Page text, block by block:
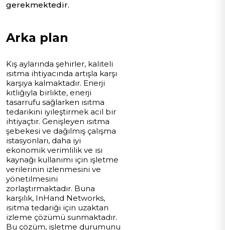
gerekmektedir.
Arka plan
Kış aylarında şehirler, kaliteli
ısıtma ihtiyacında artışla karşı
karşıya kalmaktadır. Enerji
kıtlığıyla birlikte, enerji
tasarrufu sağlarken ısıtma
tedarikini iyileştirmek acil bir
ihtiyaçtır. Genişleyen ısıtma
şebekesi ve dağılmış çalışma
istasyonları, daha iyi
ekonomik verimlilik ve ısı
kaynağı kullanımı için işletme
verilerinin izlenmesini ve
yönetilmesini
zorlaştırmaktadır. Buna
karşılık, InHand Networks,
ısıtma tedariği için uzaktan
izleme çözümü sunmaktadır.
Bu çözüm, işletme durumunu